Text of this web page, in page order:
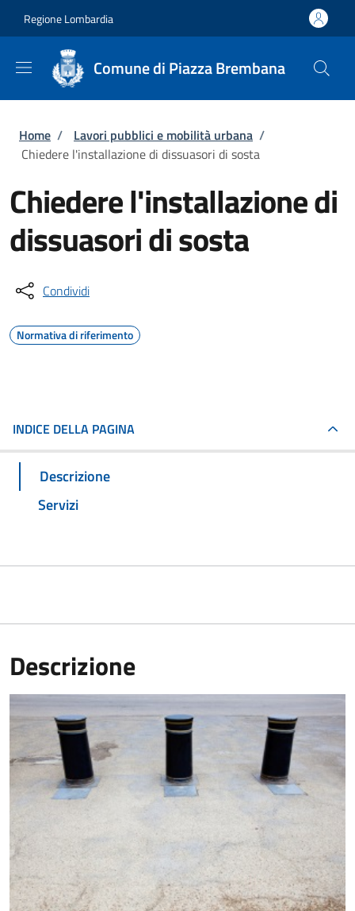
Regione Lombardia
Comune di Piazza Brembana
Briciole di pane
Home / Lavori pubblici e mobilità urbana /
Chiedere l'installazione di dissuasori di sosta
Chiedere l'installazione di
dissuasori di sosta
Condividi
Normativa di riferimento
INDICE DELLA PAGINA
Descrizione
Servizi
Descrizione